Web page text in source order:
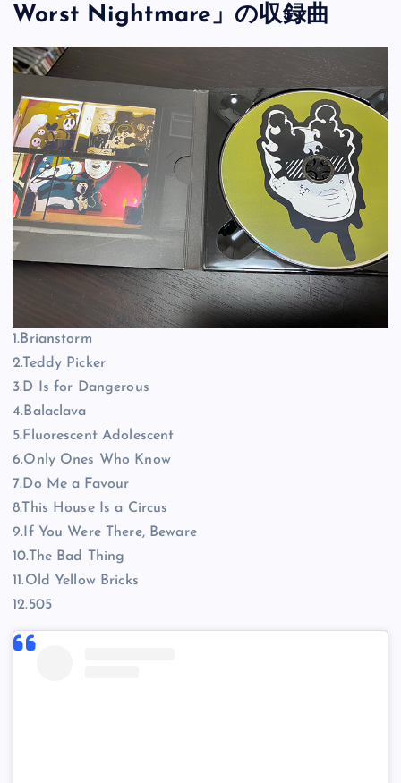
Worst Nightmare」の収録曲
1.Brianstorm
2.Teddy Picker
3.D Is for Dangerous
4.Balaclava
5.Fluorescent Adolescent
6.Only Ones Who Know
7.Do Me a Favour
8.This House Is a Circus
9.If You Were There, Beware
10.The Bad Thing
11.Old Yellow Bricks
12.505